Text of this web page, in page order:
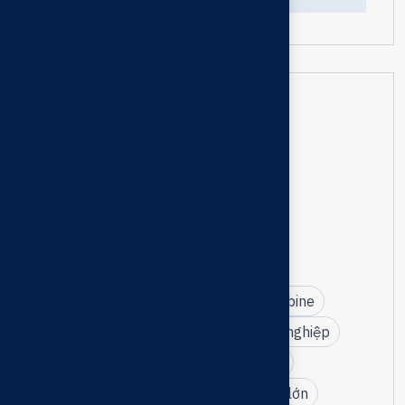
Tài Phước bảo trì bơm chữa cháy turbine
dịch vụ bảo trì thiết bị PCCC chuyên nghiệp
bơm turbine điện – diesel công suất lớn